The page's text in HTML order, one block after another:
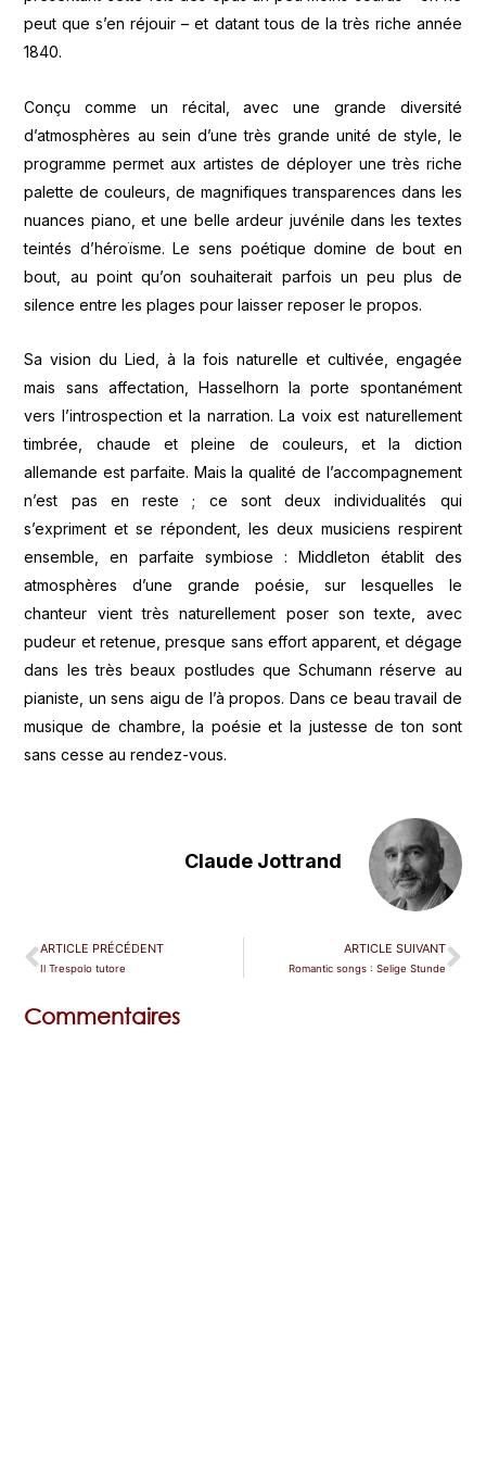
peut que s’en réjouir – et datant tous de la très riche année
1840.
Conçu comme un récital, avec une grande diversité
d’atmosphères au sein d’une très grande unité de style, le
programme permet aux artistes de déployer une très riche
palette de couleurs, de magnifiques transparences dans les
nuances piano, et une belle ardeur juvénile dans les textes
teintés d’héroïsme. Le sens poétique domine de bout en
bout, au point qu’on souhaiterait parfois un peu plus de
silence entre les plages pour laisser reposer le propos.
Sa vision du Lied, à la fois naturelle et cultivée, engagée
mais sans affectation, Hasselhorn la porte spontanément
vers l’introspection et la narration. La voix est naturellement
timbrée, chaude et pleine de couleurs, et la diction
allemande est parfaite. Mais la qualité de l’accompagnement
n’est pas en reste ; ce sont deux individualités qui
s’expriment et se répondent, les deux musiciens respirent
ensemble, en parfaite symbiose : Middleton établit des
atmosphères d’une grande poésie, sur lesquelles le
chanteur vient très naturellement poser son texte, avec
pudeur et retenue, presque sans effort apparent, et dégage
dans les très beaux postludes que Schumann réserve au
pianiste, un sens aigu de l’à propos. Dans ce beau travail de
musique de chambre, la poésie et la justesse de ton sont
sans cesse au rendez-vous.
Claude Jottrand
ARTICLE PRÉCÉDENT
Il Trespolo tutore
ARTICLE SUIVANT
Romantic songs : Selige Stunde
Commentaires